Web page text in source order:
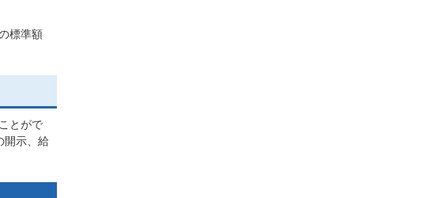
標準額
とがで
開示、給